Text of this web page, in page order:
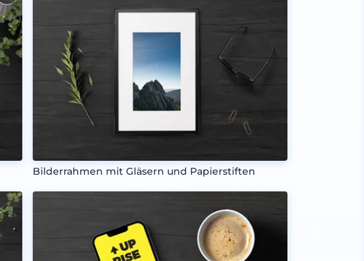
Bilderrahmen mit Gläsern und Papierstiften